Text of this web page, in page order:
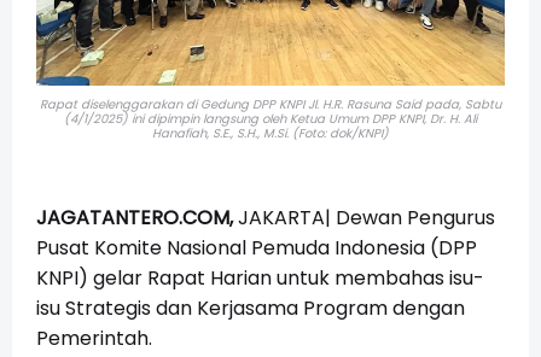
Rapat diselenggarakan di Gedung DPP KNPI Jl. H.R. Rasuna Said pada, Sabtu
(4/1/2025) ini dipimpin langsung oleh Ketua Umum DPP KNPI, Dr. H. Ali
Hanafiah, S.E., S.H., M.Si. (Foto: dok/KNPI)
JAGATANTERO.COM,JAKARTA| Dewan Pengurus
Pusat Komite Nasional Pemuda Indonesia (DPP
KNPI) gelar Rapat Harian untuk membahas isu-
isu Strategis dan Kerjasama Program dengan
Pemerintah.